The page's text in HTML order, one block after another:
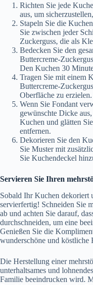
Richten Sie jede
aus, um
Stapeln Sie die
Sie zwischen jeder
Zuckerguss, die als
Bedecken Sie den
Buttercreme-
Den Kuchen 30
Tragen Sie mit einem
Buttercreme-
Oberfläche zu erzielen.
Wenn Sie Fondant
gewünschte Dicke
Kuchen und glätten
entfernen.
Dekorieren Sie den
Sie Muster mit
Sie Kuchendeckel
Servieren Sie Ihren
Sobald Ihr Kuchen dekoriert
servierfertig! Schneiden Sie
ab und achten Sie darauf,
durchschneiden, um eine
Genießen Sie die
wunderschöne und köstliche
Die Herstellung einer
unterhaltsames und
Familie beeindrucken wird.